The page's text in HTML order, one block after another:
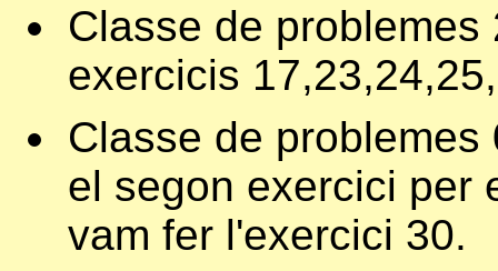
Classe de
exercicis
Classe de problemes
el segon exercici per
vam fer l'exercici 30.